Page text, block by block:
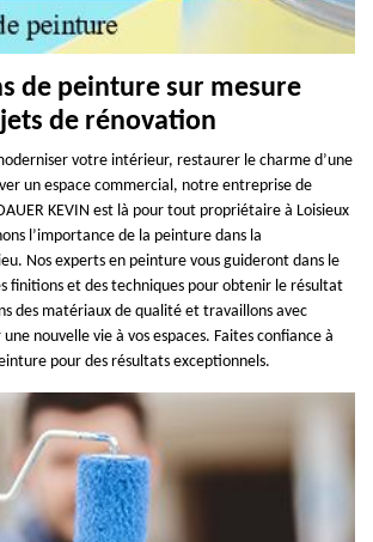
de peinture sur mesure
de rénovation
votre intérieur, restaurer le charme d’une
un espace commercial, notre entreprise de
KEVIN est là pour tout propriétaire à Loisieux
l’importance de la peinture dans la
Nos experts en peinture vous guideront dans le
finitions et des techniques pour obtenir le résultat
des matériaux de qualité et travaillons avec
nouvelle vie à vos espaces. Faites confiance à
pour des résultats exceptionnels.